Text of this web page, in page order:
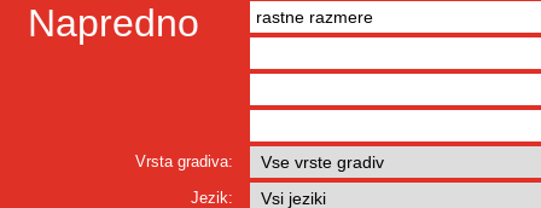
Napredno
Vrsta gradiva:
Jezik: